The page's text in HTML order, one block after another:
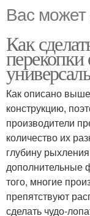
Вас может
Как
перекопки
Как описано
конструкцию,
производители
количество их
глубину
дополнительные
того, многие
препятствуют
сделать чудо-